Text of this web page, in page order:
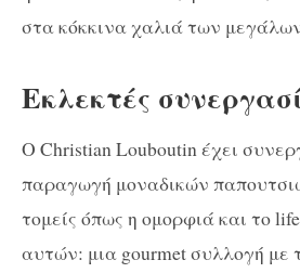
στα κόκκινα χαλιά των
Εκλεκτές
Ο ChristianLouboutinέχει
παραγωγή μοναδικών
τομείς όπως η ομορφιά και το
αυτών: μια gourmetσυλλογή με